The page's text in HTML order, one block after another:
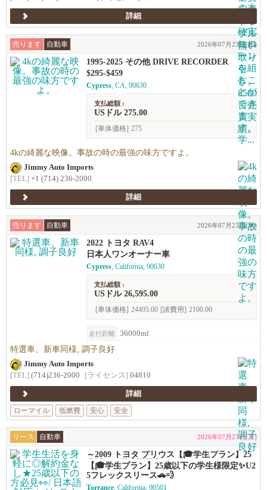
詳細
売ります 自動車 2026年07月23日(木)
1995-2025 その他 DRIVE RECORDER
$295-$459
Cypress, CA, 90630
支払総額 :
USドル 275.00
[車体価格] 275
4kの綺麗な映像。事故の時の最強の味方ですよ。
Jimmy Auto Imports
[TEL] +1 (714) 236-2000
詳細
売ります 自動車 2026年07月23日(木)
2022 トヨタ RAV4
日本人ワンオーナー車
Cypress, California, 90630
支払総額 :
USドル 26,595.00
[車体価格] 24495.00 [諸費用] 2100.00
走行距離 36000ml
特選車、新車同様, 調子良好
Jimmy Auto Imports
[TEL] (714)236-2000 [ライセンス] 04810
詳細
ローマイル
低燃費 安心 安全
リース 自動車 2026年07月27日(月)
～2009 トヨタ プリウス【🎓学生プラン】25
歳以下の学生様限定✨U25フレックスリース
🚗💨
【🎓学生プラン】25歳以下の学生様限定✨U2
5フレックスリース🚗💨
Torrance, California, 90501